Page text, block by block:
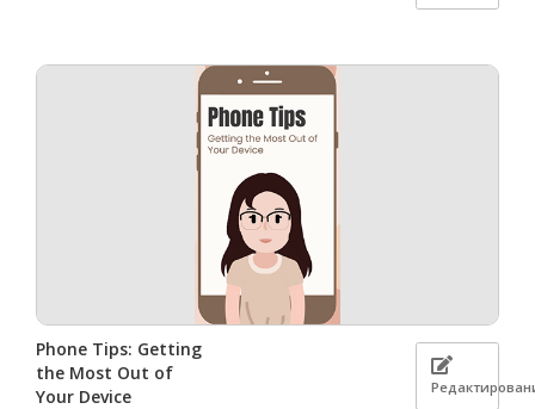
Phone Tips: Getting
the Most Out of
Your Device